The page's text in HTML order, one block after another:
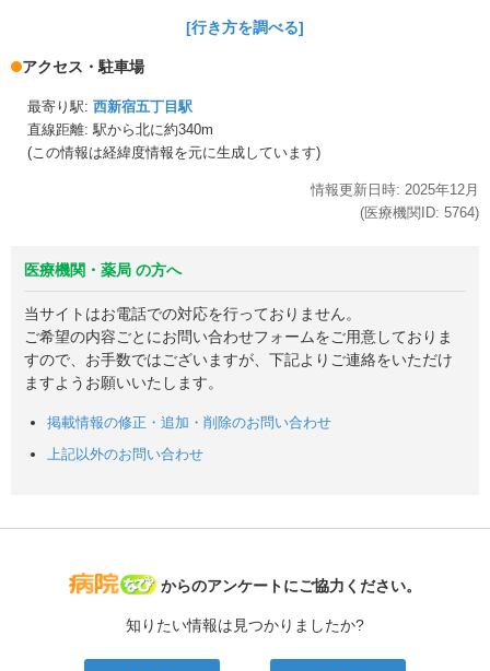
[行き方を調べる]
アクセス・駐車場
最寄り駅: 西新宿五丁目駅
直線距離: 駅から北に約340m
(この情報は経緯度情報を元に生成しています)
情報更新日時: 2025年12月
(医療機関ID: 5764)
医療機関・薬局 の方へ
当サイトはお電話での対応を行っておりません。
ご希望の内容ごとにお問い合わせフォームをご用意しておりま
すので、お手数ではございますが、下記よりご連絡をいただけ
ますようお願いいたします。
掲載情報の修正・追加・削除のお問い合わせ
上記以外のお問い合わせ
病院なび
からのアンケートにご協力ください。
知りたい情報は見つかりましたか?